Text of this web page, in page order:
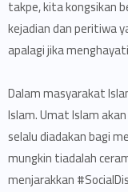
takpe, kita kongsikan
kejadian dan peritiwa
apalagi jika
Dalam masyarakat
Islam. Umat Islam
selalu diadakan bagi
mungkin tiadalah
menjarakkan